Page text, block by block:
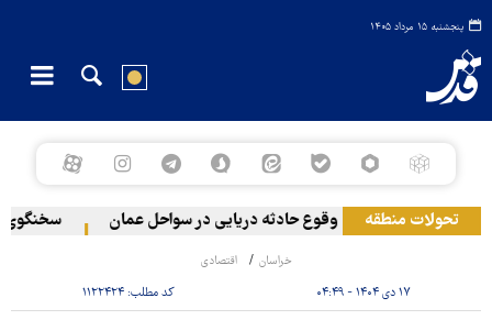
پنجشنبه ۱۵ مرداد ۱۴۰۵
تحولات منطقه
در لبنان وقوع حادثه دریایی در سواحل عمان سخنگوی
خراسان اقتصادی
۱۷ دی ۱۴۰۴ - ۰۴:۴۹ کد مطلب: ۱۱۲۲۴۲۴